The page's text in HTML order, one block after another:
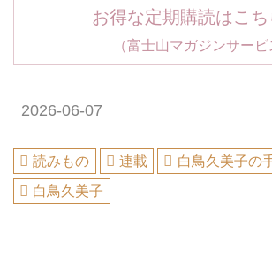
お得な定期購読はこち
（富士山マガジンサービ
2026-06-07
読みもの 連載
白鳥久美子の
白鳥久美子